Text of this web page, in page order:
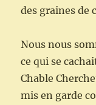
des graines de
Nous nous
ce qui se
Chable
mis en garde